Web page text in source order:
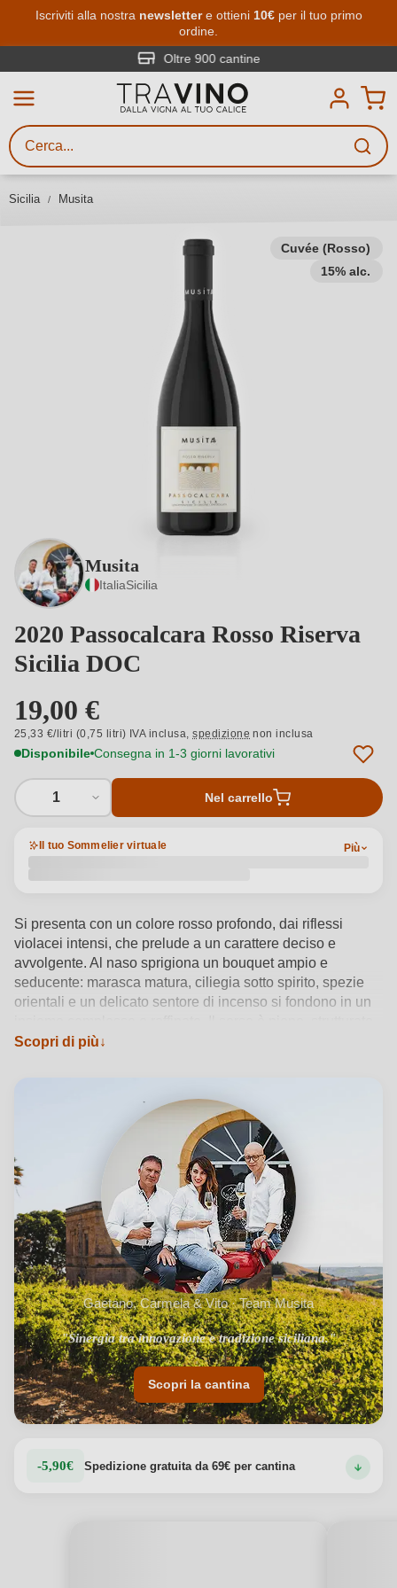
Passa al contenuto principale
Iscriviti alla nostra newslettere ottieni 10€per il tuo primo
ordine.
Oltre 900 cantine
Sicilia Musita
Cuvée (Rosso)
15% alc.
Musita
ItaliaSicilia
2020 Passocalcara Rosso Riserva
Sicilia DOC
19,00 €
25,33 €/litri (0,75 litri) IVA inclusa,spedizione non inclusa
Disponibile Consegna in 1-3 giorni lavorativi
1 Nel carrello
Il tuo Sommelier virtuale Più
Si presenta con un colore rosso profondo, dai riflessi
violacei intensi, che prelude a un carattere deciso e
avvolgente. Al naso sprigiona un bouquet ampio e
seducente: marasca matura, ciliegia sotto spirito, spezie
orientali e un delicato sentore di incenso si fondono in un
ma sempre armonico, con tannini setosi che accarezzano
incontra la finezza dell'affinamento in legno.
Vedi dettagli del prodotto →
Scopri di più
Gaetano, Carmela & Vito · Team Musita
"Sinergia tra innovazione e tradizione siciliana."
Scopri la cantina
-5,90€ Spedizione gratuita da 69€ per cantina
Ricerca vini
Inserisci almeno 3 caratteri
gusto, occasione, nome del vino,